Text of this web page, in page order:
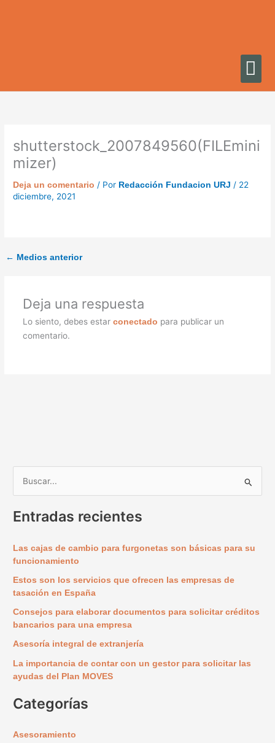
shutterstock_2007849560(FILEmini
mizer)
Deja un comentario / Por Redacción Fundacion URJ / 22
diciembre, 2021
← Medios anterior
Deja una respuesta
Lo siento, debes estar conectado para publicar un
comentario.
s
a
r
p
r
Entradas recientes
Las cajas de cambio para furgonetas son básicas para su
funcionamiento
Estos son los servicios que ofrecen las empresas de
tasación en España
Consejos para elaborar documentos para solicitar créditos
bancarios para una empresa
Asesoría integral de extranjería
La importancia de contar con un gestor para solicitar las
ayudas del Plan MOVES
Categorías
Asesoramiento